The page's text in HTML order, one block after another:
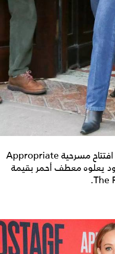
وخرجت جينيفر لورانس في ليلة افتتاح مسرحية Appropriate
يعلوه معطف أحمر بقيمة